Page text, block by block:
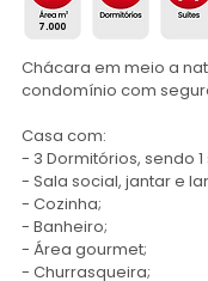
7.000
Chácara em meio a
condomínio com
Casa com:
- 3 Dormitórios, sendo 1
- Sala social, jantar e
- Cozinha;
- Banheiro;
- Área gourmet;
- Churrasqueira;